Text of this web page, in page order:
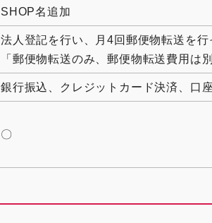
SHOP名追加
法人登記を行い、月4回郵便物転送を行
「郵便物転送のみ、郵便物転送費用は
銀行振込、クレジットカード決済、口
〇